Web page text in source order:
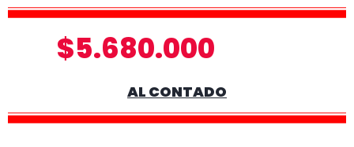
$5.680.000
AL CONTADO